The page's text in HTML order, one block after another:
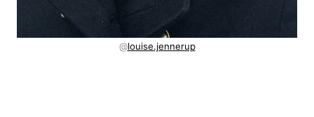
@louise.jennerup